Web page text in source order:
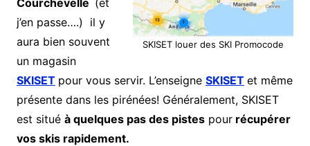
SKISET louer des SKI Promocode
j’en passe….) il y
aura bien souvent
un magasin
SKISET pour vous servir. L’enseigne SKISET et même
présente dans les pirénées! Généralement, SKISET
est situé à quelques pas des pistespourrécupérer
vos skis rapidement.